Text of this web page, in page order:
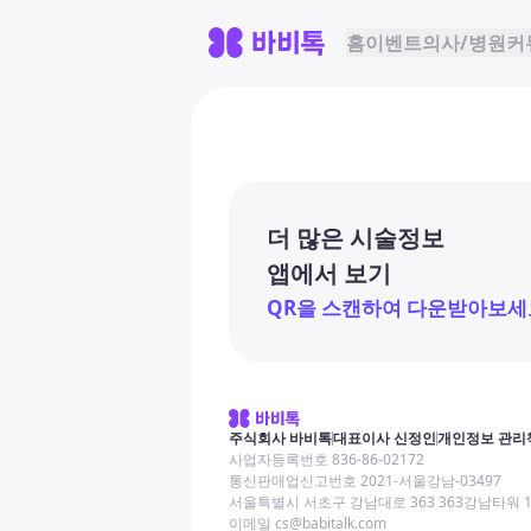
홈이벤트의사/병원커
더 많은 시술정보
앱에서 보기
QR을 스캔하여 다운받아보세
주식회사 바비톡대표이사 신정인개인정보 관리
사업자등록번호 836-86-02172
통신판매업신고번호 2021-서울강남-03497
서울특별시 서초구 강남대로 363 363강남타워
이메일 cs@babitalk.com